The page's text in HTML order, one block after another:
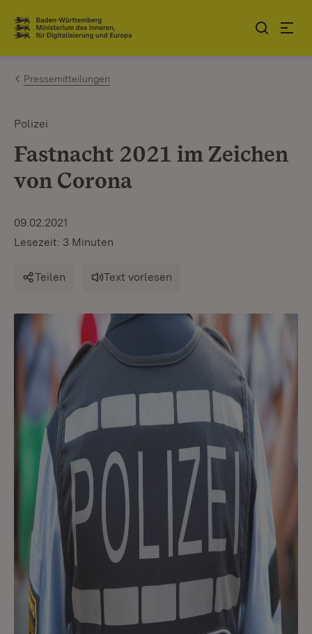
Zum Inhalt springen
Link zur Startseite
Pressemitteilungen
Polizei
Fastnacht 2021 im Zeichen
von Corona
09.02.2021
Lesezeit: 3 Minuten
Teilen Text vorlesen